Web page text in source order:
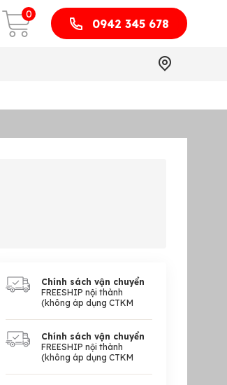
0
0942 345 678
Chính sách vận chuyển
FREESHIP nội thành
(không áp dụng CTKM
Chính sách vận chuyển
FREESHIP nội thành
(không áp dụng CTKM